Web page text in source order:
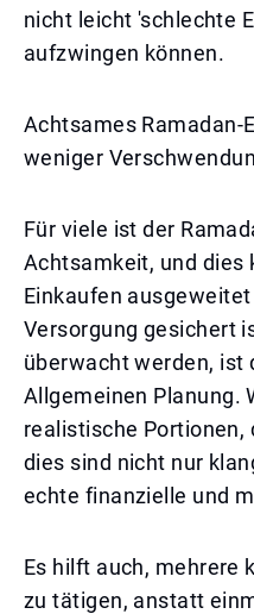
nicht leicht 'schlechte
aufzwingen können.
Achtsames Ramadan-
weniger
Für viele ist der
Achtsamkeit, und dies
Einkaufen
Versorgung gesichert
überwacht werden, ist
Allgemeinen Planung.
realistische
dies sind nicht nur
echte finanzielle und
Es hilft auch, mehrere
zu tätigen, anstatt